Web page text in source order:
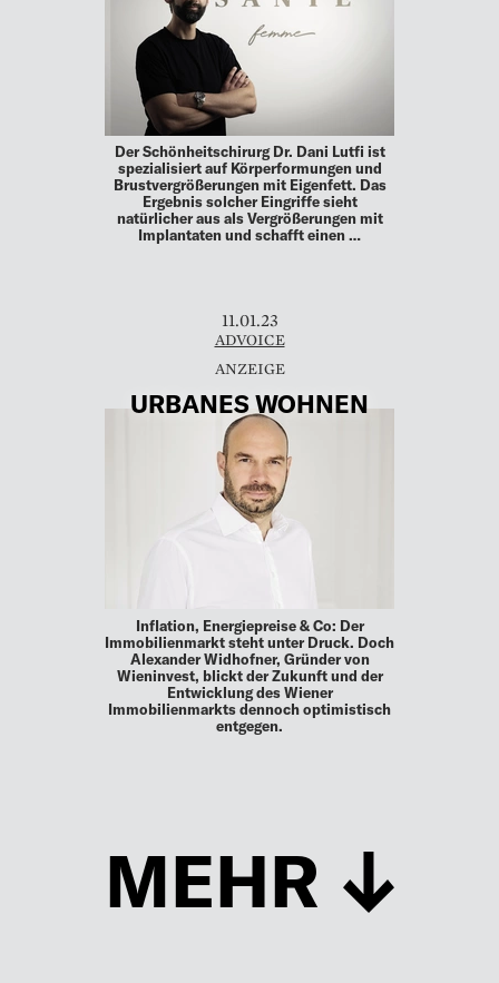
Der Schönheitschirurg Dr. Dani Lutfi ist
spezialisiert auf Körperformungen und
Brustvergrößerungen mit Eigenfett. Das
Ergebnis solcher Eingriffe sieht
natürlicher aus als Vergrößerungen mit
Implantaten und schafft einen …
11.01.23
ADVOICE
URBANES WOHNEN
Inflation, Energiepreise & Co: Der
Immobilienmarkt steht unter Druck. Doch
Alexander Widhofner, Gründer von
Wieninvest, blickt der Zukunft und der
Entwicklung des Wiener
Immobilienmarkts dennoch optimistisch
entgegen.
MEHR